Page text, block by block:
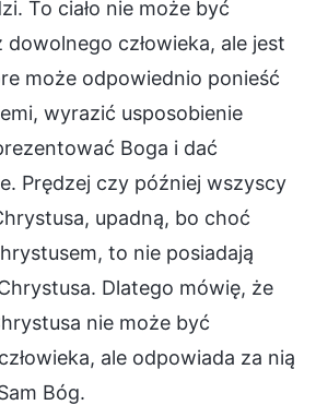
To ciało nie może być
człowieka, ale jest
może odpowiednio ponieść
wyrazić usposobienie
Boga i dać
Prędzej czy później wszyscy
upadną, bo choć
to nie posiadają
Dlatego mówię, że
nie może być
ale odpowiada za nią
Bóg.